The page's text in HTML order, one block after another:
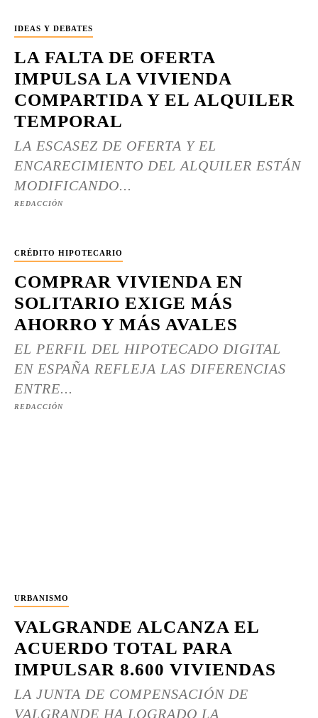
IDEAS Y DEBATES
LA FALTA DE OFERTA
IMPULSA LA VIVIENDA
COMPARTIDA Y EL ALQUILER
TEMPORAL
LA ESCASEZ DE OFERTA Y EL
ENCARECIMIENTO DEL ALQUILER ESTÁN
MODIFICANDO...
REDACCIÓN
CRÉDITO HIPOTECARIO
COMPRAR VIVIENDA EN
SOLITARIO EXIGE MÁS
AHORRO Y MÁS AVALES
EL PERFIL DEL HIPOTECADO DIGITAL
EN ESPAÑA REFLEJA LAS DIFERENCIAS
ENTRE...
REDACCIÓN
URBANISMO
VALGRANDE ALCANZA EL
ACUERDO TOTAL PARA
IMPULSAR 8.600 VIVIENDAS
LA JUNTA DE COMPENSACIÓN DE
VALGRANDE HA LOGRADO LA